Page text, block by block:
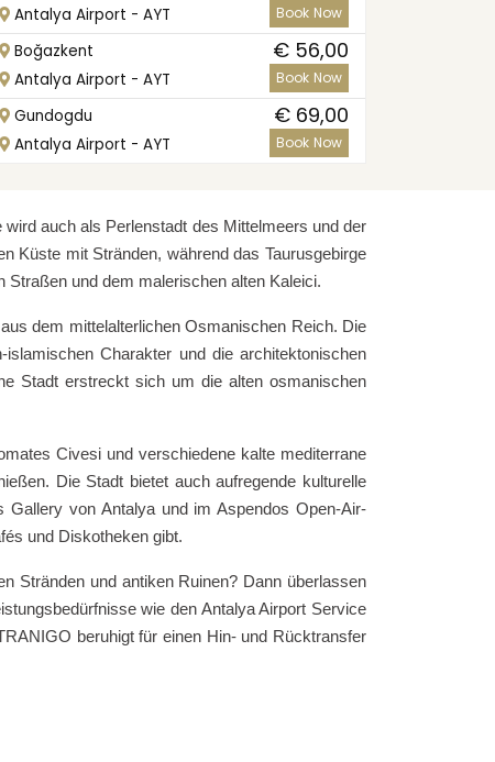
Antalya Airport - AYT Book Now
Boğazkent € 56,00
Antalya Airport - AYT Book Now
Gundogdu € 69,00
Antalya Airport - AYT Book Now
auch als Perlenstadt des Mittelmeers und der
Küste mit Stränden, während das Taurusgebirge
und dem malerischen alten Kaleici.
dem mittelalterlichen Osmanischen Reich. Die
Charakter und die architektonischen
Stadt erstreckt sich um die alten osmanischen
Civesi und verschiedene kalte mediterrane
Die Stadt bietet auch aufregende kulturelle
Gallery von Antalya und im Aspendos Open-Air-
und Diskotheken gibt.
Stränden und antiken Ruinen? Dann überlassen
wie den Antalya Airport Service
beruhigt für einen Hin- und Rücktransfer